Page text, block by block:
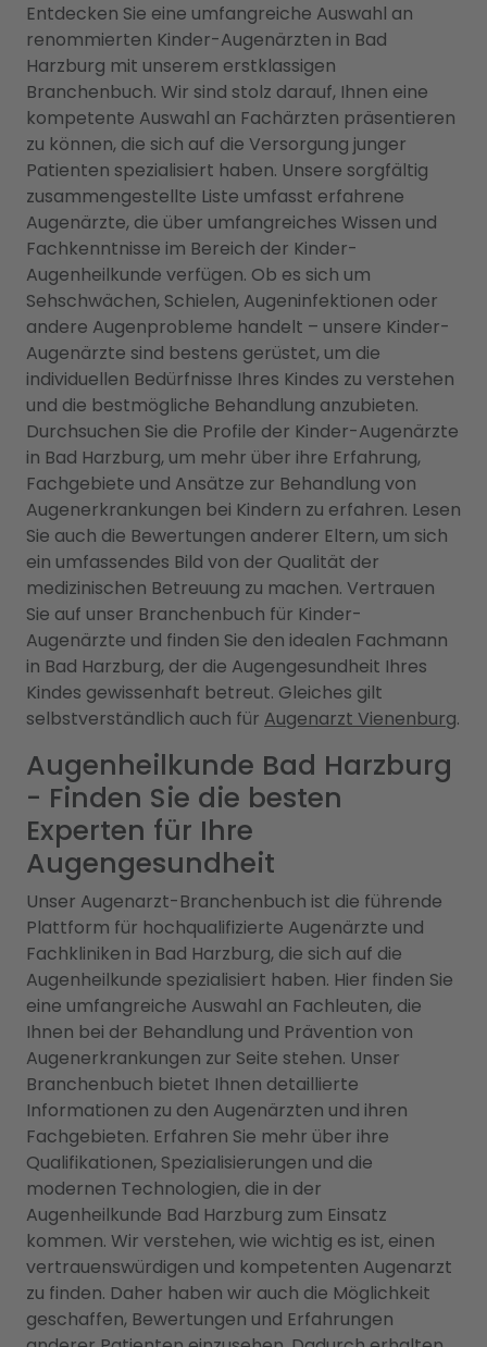
Entdecken Sie eine umfangreiche Auswahl an
renommierten Kinder-Augenärzten in Bad
Harzburg mit unserem erstklassigen
Branchenbuch. Wir sind stolz darauf, Ihnen eine
kompetente Auswahl an Fachärzten präsentieren
zu können, die sich auf die Versorgung junger
Patienten spezialisiert haben. Unsere sorgfältig
zusammengestellte Liste umfasst erfahrene
Augenärzte, die über umfangreiches Wissen und
Fachkenntnisse im Bereich der Kinder-
Augenheilkunde verfügen. Ob es sich um
Sehschwächen, Schielen, Augeninfektionen oder
andere Augenprobleme handelt – unsere Kinder-
Augenärzte sind bestens gerüstet, um die
individuellen Bedürfnisse Ihres Kindes zu verstehen
und die bestmögliche Behandlung anzubieten.
Durchsuchen Sie die Profile der Kinder-Augenärzte
in Bad Harzburg, um mehr über ihre Erfahrung,
Fachgebiete und Ansätze zur Behandlung von
Augenerkrankungen bei Kindern zu erfahren. Lesen
Sie auch die Bewertungen anderer Eltern, um sich
ein umfassendes Bild von der Qualität der
medizinischen Betreuung zu machen. Vertrauen
Sie auf unser Branchenbuch für Kinder-
Augenärzte und finden Sie den idealen Fachmann
in Bad Harzburg, der die Augengesundheit Ihres
Kindes gewissenhaft betreut. Gleiches gilt
selbstverständlich auch für Augenarzt Vienenburg.
Augenheilkunde Bad Harzburg
- Finden Sie die besten
Experten für Ihre
Augengesundheit
Unser Augenarzt-Branchenbuch ist die führende
Plattform für hochqualifizierte Augenärzte und
Fachkliniken in Bad Harzburg, die sich auf die
Augenheilkunde spezialisiert haben. Hier finden Sie
eine umfangreiche Auswahl an Fachleuten, die
Ihnen bei der Behandlung und Prävention von
Augenerkrankungen zur Seite stehen. Unser
Branchenbuch bietet Ihnen detaillierte
Informationen zu den Augenärzten und ihren
Fachgebieten. Erfahren Sie mehr über ihre
Qualifikationen, Spezialisierungen und die
modernen Technologien, die in der
Augenheilkunde Bad Harzburg zum Einsatz
kommen. Wir verstehen, wie wichtig es ist, einen
vertrauenswürdigen und kompetenten Augenarzt
zu finden. Daher haben wir auch die Möglichkeit
geschaffen, Bewertungen und Erfahrungen